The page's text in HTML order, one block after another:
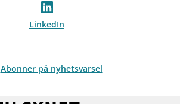
LinkedIn
Abonner på nyhetsvarsel